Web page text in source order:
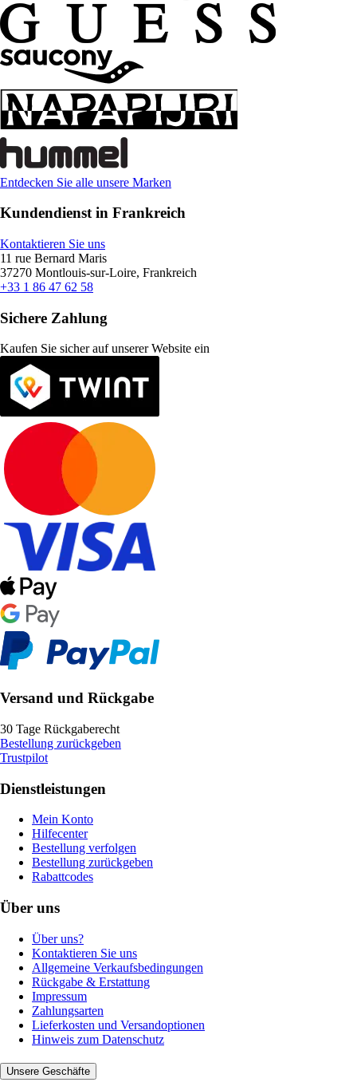
Entdecken Sie alle unsere Marken
Kundendienst in Frankreich
Kontaktieren Sie uns
11 rue Bernard Maris
37270 Montlouis-sur-Loire, Frankreich
+33 1 86 47 62 58
Sichere Zahlung
Kaufen Sie sicher auf unserer Website ein
Versand und Rückgabe
30 Tage Rückgaberecht
Bestellung zurückgeben
Trustpilot
Dienstleistungen
Mein Konto
Hilfecenter
Bestellung verfolgen
Bestellung zurückgeben
Rabattcodes
Über uns
Über uns?
Kontaktieren Sie uns
Allgemeine Verkaufsbedingungen
Rückgabe & Erstattung
Impressum
Zahlungsarten
Lieferkosten und Versandoptionen
Hinweis zum Datenschutz
Unsere Geschäfte